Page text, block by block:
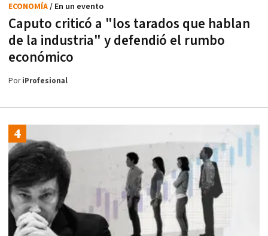
Caputo criticó a "los tarados que hablan
de la industria" y defendió el rumbo
económico
ECONOMÍA/ En un evento
PoriProfesional